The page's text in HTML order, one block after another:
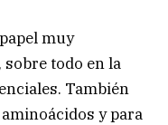
muy
todo en la
También
y para